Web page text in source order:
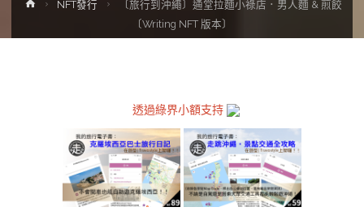
HomeNFT發行
〔旅行到沖繩〕通堂拉麵小祿店．男人麵 & 煎餃
〔Writing NFT 版本〕
透過綠界小額支持